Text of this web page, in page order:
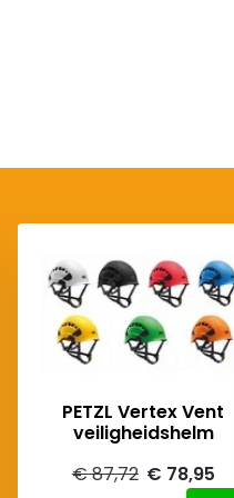
PETZL Vertex Vent
veiligheidshelm
€ 87,72 € 78,95